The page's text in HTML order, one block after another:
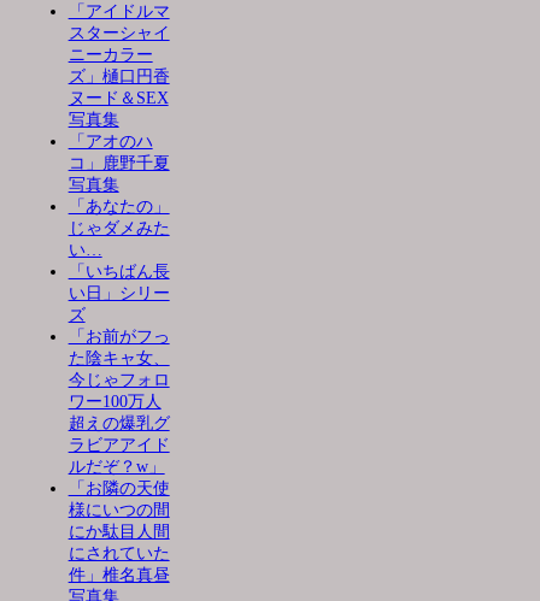
「アイドルマ
スターシャイ
ニーカラー
ズ」樋口円香
ヌード＆SEX
写真集
「アオのハ
コ」鹿野千夏
写真集
「あなたの」
じゃダメみた
い…
「いちばん長
い日」シリー
ズ
「お前がフっ
た陰キャ女、
今じゃフォロ
ワー100万人
超えの爆乳グ
ラビアアイド
ルだぞ？w」
「お隣の天使
様にいつの間
にか駄目人間
にされていた
件」椎名真昼
写真集